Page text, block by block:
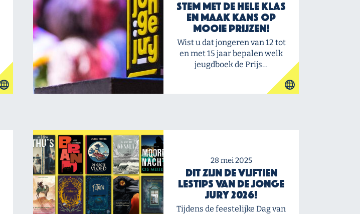
Stem met de hele klas
en maak kans op
mooie prijzen!
Wist u dat jongeren van 12 tot
en met 15 jaar bepalen welk
jeugdboek de Prijs…
28 mei 2025
Dit zijn de vijftien
Lestips van de Jonge
Jury 2026!
Tijdens de feestelijke Dag van